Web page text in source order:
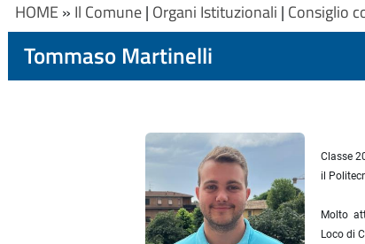
HOME » Il Comune| Organi Istituzionali | Consiglio
Tommaso Martinelli
Classe
il
Molto
Loco di